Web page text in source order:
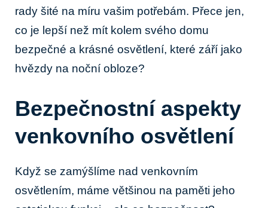
rady šité ​na míru vašim‌ potřebám. Přece jen,
co je lepší než mít kolem‍ svého domu
bezpečné a krásné osvětlení, které září jako ​
hvězdy na noční obloze?
Bezpečnostní​ aspekty
venkovního osvětlení
Když se ⁢zamýšlíme nad‍ venkovním
osvětlením, máme většinou na paměti jeho